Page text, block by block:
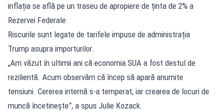
inflația se află pe un traseu de apropiere de ținta de 2% a
Rezervei Federale.
Riscurile sunt legate de tarifele impuse de administrația
Trump asupra importurilor.
„Am văzut în ultimii ani că economia SUA a fost destul de
rezilientă. Acum observăm că încep să apară anumite
tensiuni. Cererea internă s-a temperat, iar crearea de locuri de
muncă încetinește”, a spus Julie Kozack.